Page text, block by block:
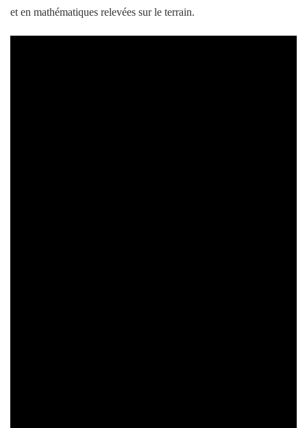
et en mathématiques relevées sur le terrain.